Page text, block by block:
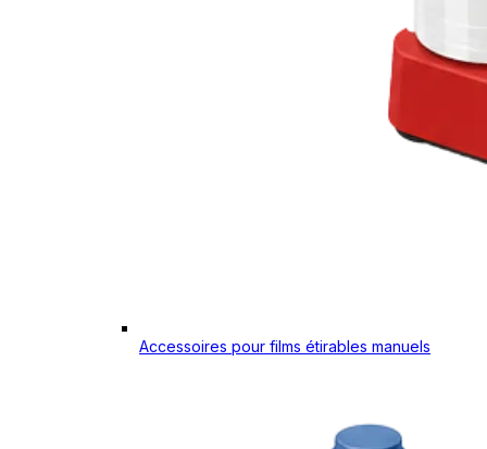
Accessoires pour films étirables manuels